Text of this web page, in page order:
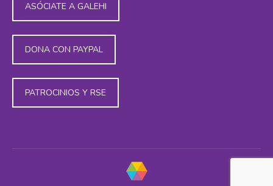
ASÓCIATE A GALEHI
DONA CON PAYPAL
PATROCINIOS Y RSE